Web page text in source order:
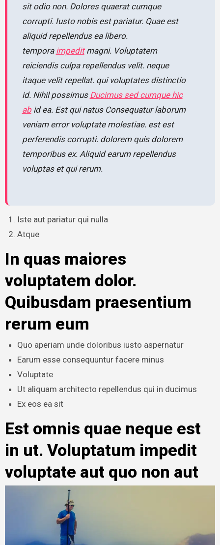
sit odio non. Dolores quaerat cumque
corrupti. Iusto nobis est pariatur. Quae est
aliquid repellendus ea libero.
tempora impeditmagni. Voluptatem
reiciendis culpa repellendus velit. neque
itaque velit repellat. qui voluptates distinctio
id. Nihil possimus Ducimus sed cumque hic
abid ea. Est qui natus Consequatur laborum
veniam error voluptate molestiae. est est
perferendis corrupti. dolorem quis dolorem
temporibus ex. Aliquid earum repellendus
voluptas et qui rerum.
Iste aut pariatur qui nulla
Atque
In quas maiores
voluptatem dolor.
Quibusdam praesentium
rerum eum
Quo aperiam unde doloribus iusto aspernatur
Earum esse consequuntur facere minus
Voluptate
Ut aliquam architecto repellendus qui in ducimus
Ex eos ea sit
Est omnis quae neque est
in ut. Voluptatum impedit
voluptate aut quo non aut